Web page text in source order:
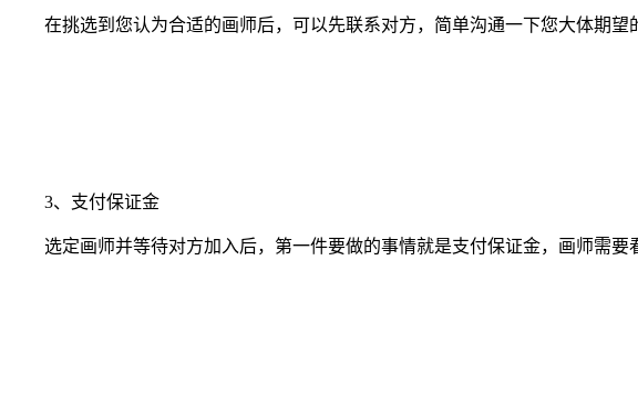
在挑选到您认为合适的画师后，可以先联系对方，简单沟通一下您大体期望
3、支付保证金
选定画师并等待对方加入后，第一件要做的事情就是支付保证金，画师需要